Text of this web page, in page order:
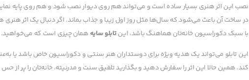
نصب این اثر هنری بسیار ساده است و می‌تواند هم روی دیوار نصب شود و هم روی پایه
در ساخت آن باعث می‌شود که سال‌ها مثل روز اول زیبا و جذاب بماند. اگر دنبال یک اثر
با سبک دکوراسیون خانه‌تان هماهنگ باشد، اینتابلو سایه همان چیزی است که می‌خواهید.
این تابلو می‌تواند یک هدیه ویژه برای دوستداران هنر سنتی و دکوراسیون خاص باشد یا
کند. همین حالا این اثر را سفارش دهید و بگذارید تلفیق سنت و مدرنیته، خانه‌تان را پر از